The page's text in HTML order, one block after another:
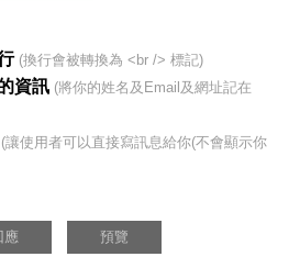
(換行會被轉換為 <br /> 標記)
資訊 (將你的姓名及Email及網址記在
(讓使用者可以直接寫訊息給你(不會顯示你